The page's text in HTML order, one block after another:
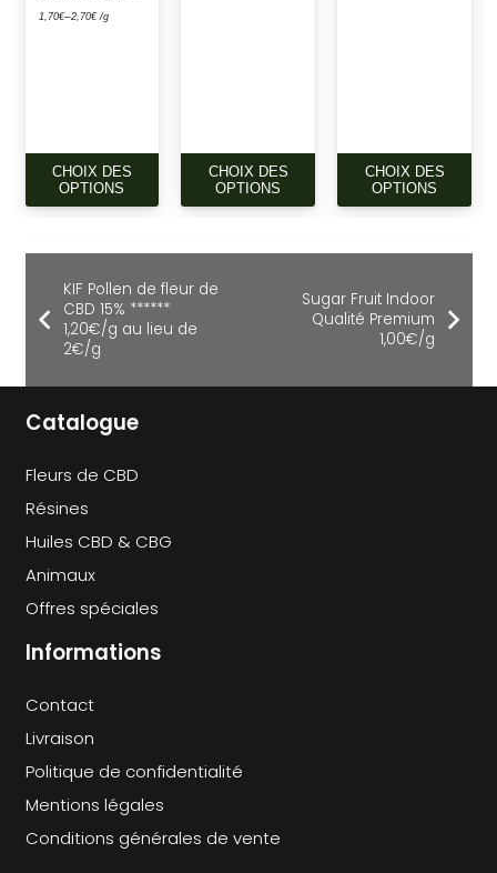
1,70€–2,70€ /g
CHOIX DES
OPTIONS
PRODUIT
LES
OPTIONS
CHOIX DES
OPTIONS
PRODUIT
LES
OPTIONS
CHOIX DES
OPTIONS
KIF Pollen de fleur de
CBD 15% ******
1,20€/g au lieu de
2€/g
Sugar Fruit Indoor
Qualité Premium
1,00€/g
Catalogue
Fleurs de CBD
Résines
Huiles CBD & CBG
Animaux
Offres spéciales
Informations
Contact
Livraison
Politique de confidentialité
Mentions légales
Conditions générales de vente